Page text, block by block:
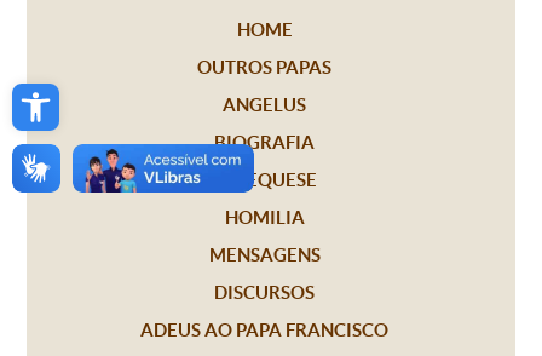
Open toolbar
HOME
OUTROS PAPAS
ANGELUS
BIOGRAFIA
CATEQUESE
HOMILIA
MENSAGENS
DISCURSOS
ADEUS AO PAPA FRANCISCO